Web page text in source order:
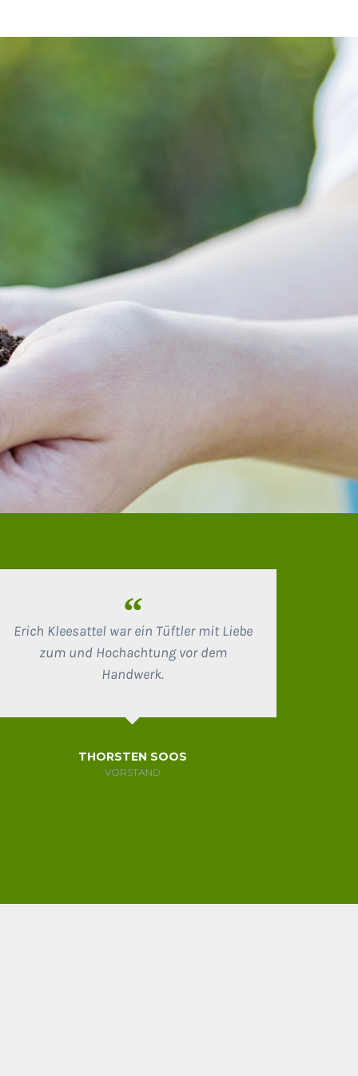
“
Erich Kleesattel war ein Tüftler mit Liebe
zum und Hochachtung vor dem
Handwerk.
THORSTEN SOOS
VORSTAND